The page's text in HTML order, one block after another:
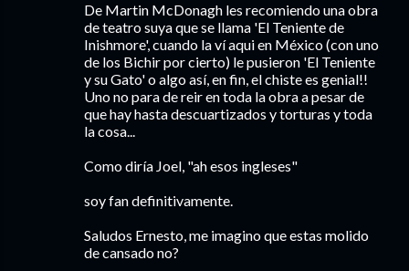
De Martin McDonagh les recomiendo una obra
de teatro suya que se llama 'El Teniente de
Inishmore', cuando la ví aqui en México (con uno
de los Bichir por cierto) le pusieron 'El Teniente
y su Gato' o algo así, en fin, el chiste es genial!!
Uno no para de reir en toda la obra a pesar de
que hay hasta descuartizados y torturas y toda
la cosa...
Como diría Joel, "ah esos ingleses"
soy fan definitivamente.
Saludos Ernesto, me imagino que estas molido
de cansado no?